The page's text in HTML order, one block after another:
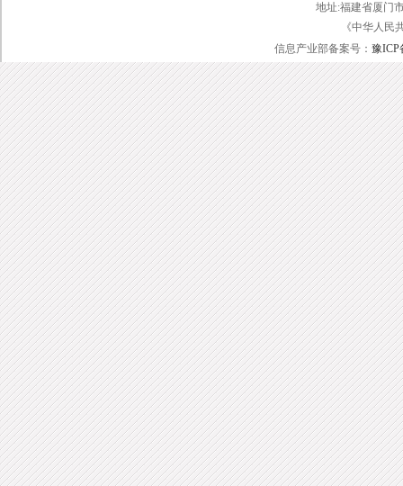
地址:福建省厦门
《中华人民
信息产业部备案号： 豫ICP